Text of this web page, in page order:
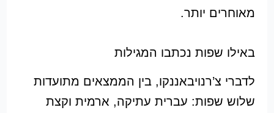
מאוחרים יותר.
באילו שפות נכתבו המגילות
לדברי צ’רנויבאננקו, בין הממצאים מתועדות
שלוש שפות: עברית עתיקה, ארמית וקצת